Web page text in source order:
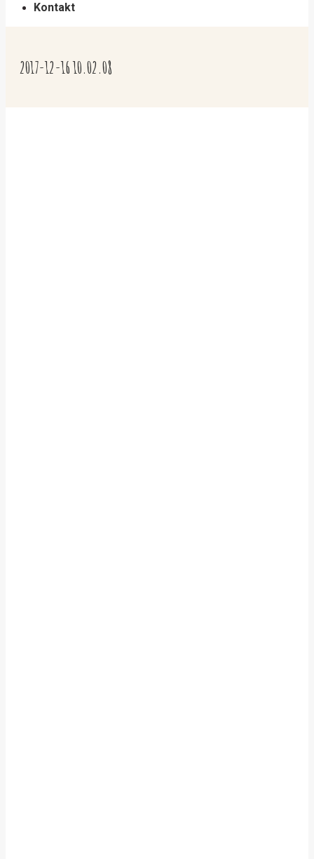
Kontakt
2017-12-16 10.02.08